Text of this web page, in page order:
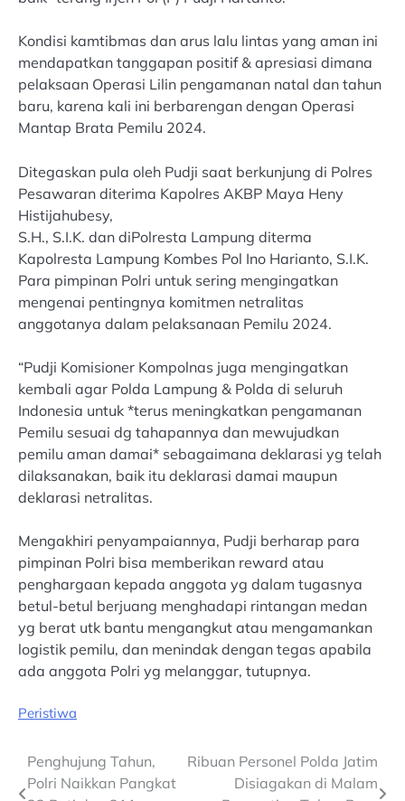
Kondisi kamtibmas dan arus lalu lintas yang aman ini
mendapatkan tanggapan positif & apresiasi dimana
pelaksaan Operasi Lilin pengamanan natal dan tahun
baru, karena kali ini berbarengan dengan Operasi
Mantap Brata Pemilu 2024.
Ditegaskan pula oleh Pudji saat berkunjung di Polres
Pesawaran diterima Kapolres AKBP Maya Heny
Histijahubesy,
S.H., S.I.K. dan diPolresta Lampung diterma
Kapolresta Lampung Kombes Pol Ino Harianto, S.I.K.
Para pimpinan Polri untuk sering mengingatkan
mengenai pentingnya komitmen netralitas
anggotanya dalam pelaksanaan Pemilu 2024.
“Pudji Komisioner Kompolnas juga mengingatkan
kembali agar Polda Lampung & Polda di seluruh
Indonesia untuk *terus meningkatkan pengamanan
Pemilu sesuai dg tahapannya dan mewujudkan
pemilu aman damai* sebagaimana deklarasi yg telah
dilaksanakan, baik itu deklarasi damai maupun
deklarasi netralitas.
Mengakhiri penyampaiannya, Pudji berharap para
pimpinan Polri bisa memberikan reward atau
penghargaan kepada anggota yg dalam tugasnya
betul-betul berjuang menghadapi rintangan medan
yg berat utk bantu mengangkut atau mengamankan
logistik pemilu, dan menindak dengan tegas apabila
ada anggota Polri yg melanggar, tutupnya.
Peristiwa
Post
Penghujung Tahun,
Polri Naikkan Pangkat
Ribuan Personel Polda Jatim
Disiagakan di Malam